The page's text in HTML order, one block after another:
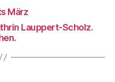
März
Lauppert-Scholz.